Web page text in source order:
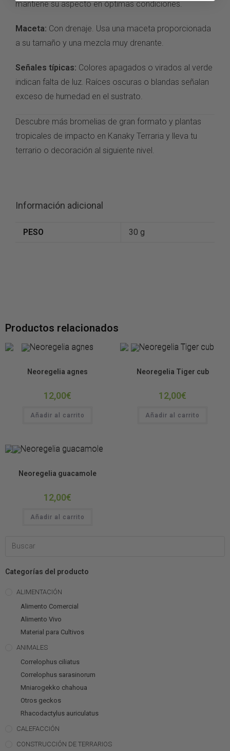
Categorías del producto
ALIMENTACIÓN
Alimento Comercial
Alimento Vivo
Material para Cultivos
ANIMALES
Correlophus ciliatus
Correlophus sarasinorum
Mniarogekko chahoua
Otros geckos
Rhacodactylus auriculatus
CALEFACCIÓN
CONSTRUCCIÓN DE TERRARIOS
mantiene suaspecto en óptimascondiciones.
Maceta: Con drenaje. Usa una maceta proporcionada
a su tamaño y una mezcla muy drenante.
Señales típicas: Colores apagados o virados al verde
indican falta de luz. Raíces oscuras o blandas señalan
exceso de humedad en el sustrato.
Descubre más bromelias de gran formato y plantas
tropicales de impacto en Kanaky Terraria y lleva tu
terrario o decoración al siguiente nivel.
Información adicional
PESO 30 g
Productos relacionados
Neoregelia agnes
12,00€
Añadir al carrito
Neoregelia Tiger cub
12,00€
Añadir al carrito
Neoregelia guacamole
12,00€
Añadir al carrito